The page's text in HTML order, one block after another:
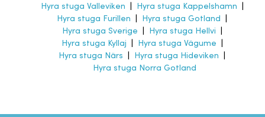
Hyra stuga Valleviken
Hyra stuga Kappelshamn
Hyra stuga Furillen
Hyra stuga Gotland
Hyra stuga Sverige
Hyra stuga Hellvi
Hyra stuga Kyllaj
Hyra stuga Vägume
Hyra stuga Närs
Hyra stuga Hideviken
Hyra stuga Norra Gotland